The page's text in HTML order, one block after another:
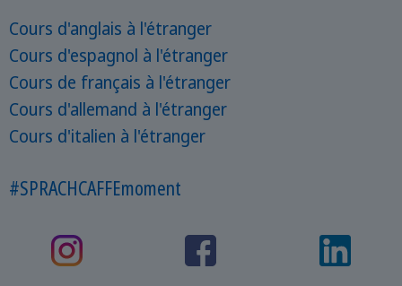
Cours d'anglais à l'étranger
Cours d'espagnol à l'étranger
Cours de français à l'étranger
Cours d'allemand à l'étranger
Cours d'italien à l'étranger
#SPRACHCAFFEmoment